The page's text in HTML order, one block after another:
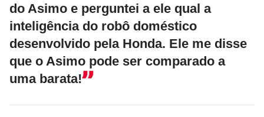
do Asimo e perguntei a ele qual a
inteligência do robô doméstico
desenvolvido pela Honda. Ele me disse
que o Asimo pode ser comparado a
uma barata!